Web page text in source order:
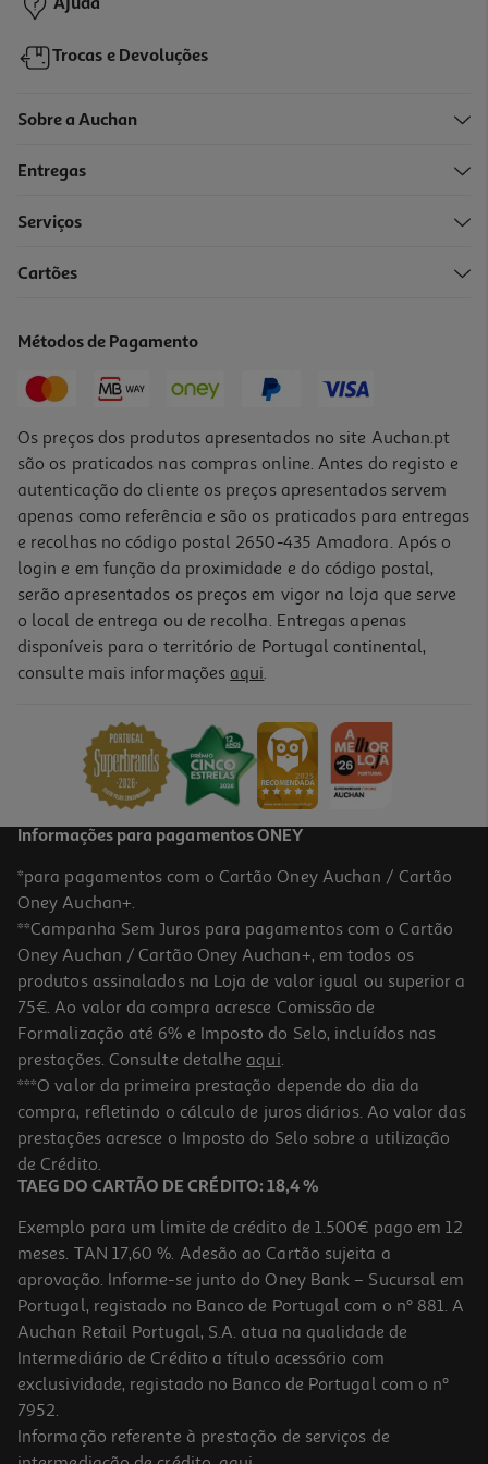
-30%
Price reduced from
9,99 €to
Promoção
-50%
Ladrilho Plástico Gardenstar Cinza 28x28x1.5cm
Price reduced from
Ajuda
Trocas e Devoluções
Sobre a Auchan
Entregas
Serviços
Cartões
Métodos de Pagamento
Os preços dos produtos apresentados no site Auchan.pt
são os praticados nas compras online. Antes do registo e
autenticação do cliente os preços apresentados servem
apenas como referência e são os praticados para entregas
e recolhas no código postal 2650-435 Amadora. Após o
login e em função da proximidade e do código postal,
serão apresentados os preços em vigor na loja que serve
o local de entrega ou de recolha. Entregas apenas
disponíveis para o território de Portugal continental,
consulte mais informações aqui.
Informações para pagamentos ONEY
*para pagamentos com o Cartão Oney Auchan / Cartão
Oney Auchan+.
**Campanha Sem Juros para pagamentos com o Cartão
Oney Auchan / Cartão Oney Auchan+, em todos os
produtos assinalados na Loja de valor igual ou superior a
75€. Ao valor da compra acresce Comissão de
Formalização até 6% e Imposto do Selo, incluídos nas
prestações. Consulte detalhe aqui.
***O valor da primeira prestação depende do dia da
compra, refletindo o cálculo de juros diários. Ao valor das
prestações acresce o Imposto do Selo sobre a utilização
de Crédito.
TAEG DO CARTÃO DE CRÉDITO: 18,4 %
Exemplo para um limite de crédito de 1.500€ pago em 12
meses. TAN 17,60 %. Adesão ao Cartão sujeita a
aprovação. Informe-se junto do Oney Bank – Sucursal em
Portugal, registado no Banco de Portugal com o nº 881. A
Auchan Retail Portugal, S.A. atua na qualidade de
Intermediário de Crédito a título acessório com
exclusividade, registado no Banco de Portugal com o nº
7952.
Informação referente à prestação de serviços de